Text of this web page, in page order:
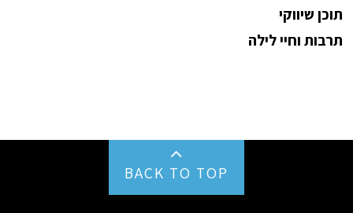
תוכן שיווקי
תרבות וחיי לילה
BACK TO TOP